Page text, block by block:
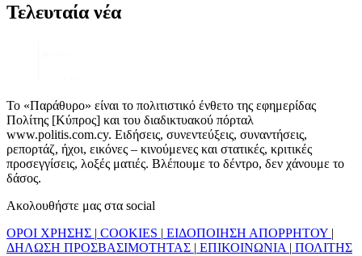
Τελευταία νέα
Το «Παράθυρο» είναι το πολιτιστικό ένθετο της εφημερίδας
Πολίτης [Κύπρος] και του διαδικτυακού πόρταλ
www.politis.com.cy. Ειδήσεις, συνεντεύξεις, συναντήσεις,
ρεπορτάζ, ήχοι, εικόνες – κινούμενες και στατικές, κριτικές
προσεγγίσεις, λοξές ματιές. Βλέπουμε το δέντρο, δεν χάνουμε το
δάσος.
Ακολουθήστε μας στα social
ΟΡΟΙ ΧΡΗΣΗΣ
COOKIES ΕΙΔΟΠΟΙΗΣΗ ΑΠΟΡΡΗΤΟΥ
ΔΗΛΩΣΗ ΠΡΟΣΒΑΣΙΜΟΤΗΤΑΣ
ΕΠΙΚΟΙΝΩΝΙΑ ΠΟΛΙΤΗΣ